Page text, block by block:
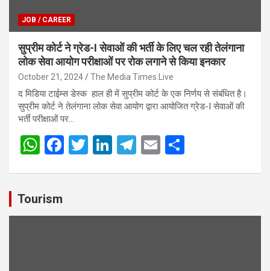
JOB / CAREER
सुप्रीम कोर्ट ने ग्रेड-I सेवाओं की भर्ती के लिए चल रही तेलंगाना
लोक सेवा आयोग परीक्षाओं पर रोक लगाने से किया इनकार
October 21, 2024 The Media Times.Live
द मिडिया टाईम्स डेस्क हाल ही में सुप्रीम कोर्ट के एक निर्णय से संबंधित है।
सुप्रीम कोर्ट ने तेलंगाना लोक सेवा आयोग द्वारा आयोजित ग्रेड-I सेवाओं की
भर्ती परीक्षाओं पर…
W
s
A
F
o
T
Li
n
T
a
E
Tourism